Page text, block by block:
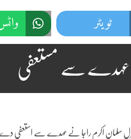
ٹویٹر
عہدے سے مستعفی
سلمان اکرم راجا نے عہدے سے استعفی